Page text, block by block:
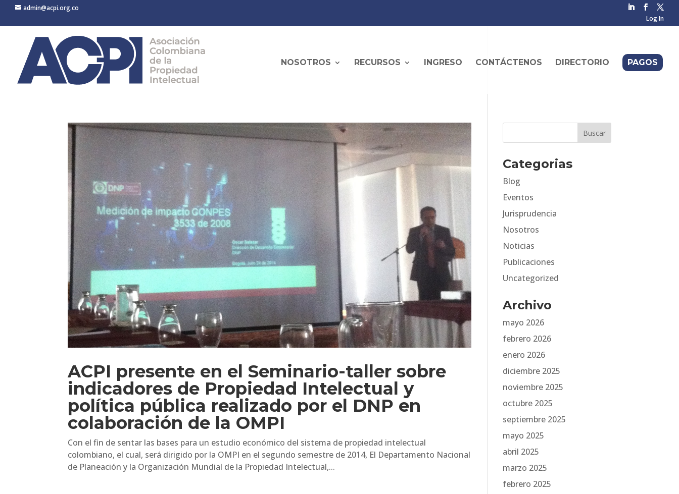
admin@acpi.org.co
Log In
NOSOTROS RECURSOS INGRESO CONTÁCTENOS DIRECTORIO PAGOS
ACPI presente en el Seminario-taller sobre
indicadores de Propiedad Intelectual y
política pública realizado por el DNP en
colaboración de la OMPI
Con el fin de sentar las bases para un estudio económico del sistema de propiedad intelectual
colombiano, el cual, será dirigido por la OMPI en el segundo semestre de 2014, El Departamento Nacional
de Planeación y la Organización Mundial de la Propiedad Intelectual,...
Categorias
Blog
Eventos
Jurisprudencia
Nosotros
Noticias
Publicaciones
Uncategorized
Archivo
mayo 2026
febrero 2026
enero 2026
diciembre 2025
noviembre 2025
octubre 2025
septiembre 2025
mayo 2025
abril 2025
marzo 2025
febrero 2025